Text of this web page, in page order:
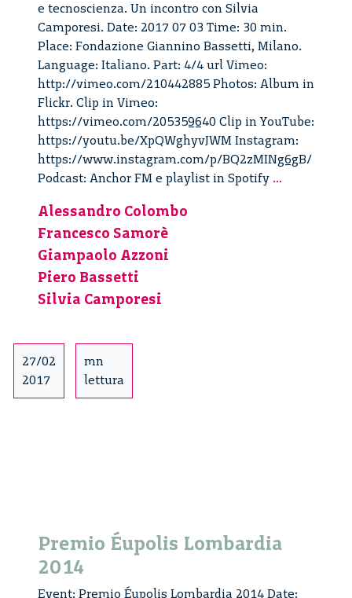
e tecnoscienza. Un incontro con Silvia
Camporesi. Date: 2017 07 03 Time: 30 min.
Place: Fondazione Giannino Bassetti, Milano.
Language: Italiano. Part: 4/4 url Vimeo:
http://vimeo.com/210442885 Photos: Album in
Flickr. Clip in Vimeo:
https://vimeo.com/205359640 Clip in YouTube:
https://youtu.be/XpQWghyvJWM Instagram:
https://www.instagram.com/p/BQ2zMINg6gB/
Podcast: Anchor FM e playlist in Spotify ...
Alessandro Colombo
Francesco Samorè
Giampaolo Azzoni
Piero Bassetti
Silvia Camporesi
27/02
2017
mn
lettura
Premio Éupolis Lombardia
2014
Event: Premio Éupolis Lombardia 2014 Date: